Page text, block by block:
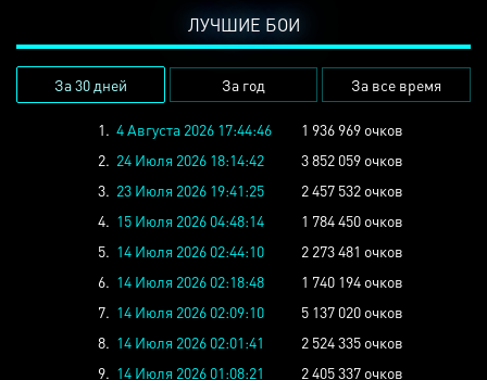
ЛУЧШИЕ БОИ
За 30 дней За год За все время
1. 4 Августа 2026 17:44:46
1 936 969 очков
2. 24 Июля 2026 18:14:42
3 852 059 очков
3. 23 Июля 2026 19:41:25
2 457 532 очков
4. 15 Июля 2026 04:48:14
1 784 450 очков
5. 14 Июля 2026 02:44:10
2 273 481 очков
6. 14 Июля 2026 02:18:48
1 740 194 очков
7. 14 Июля 2026 02:09:10
5 137 020 очков
8. 14 Июля 2026 02:01:41
2 524 335 очков
9. 14 Июля 2026 01:08:21 2 405 337 очков